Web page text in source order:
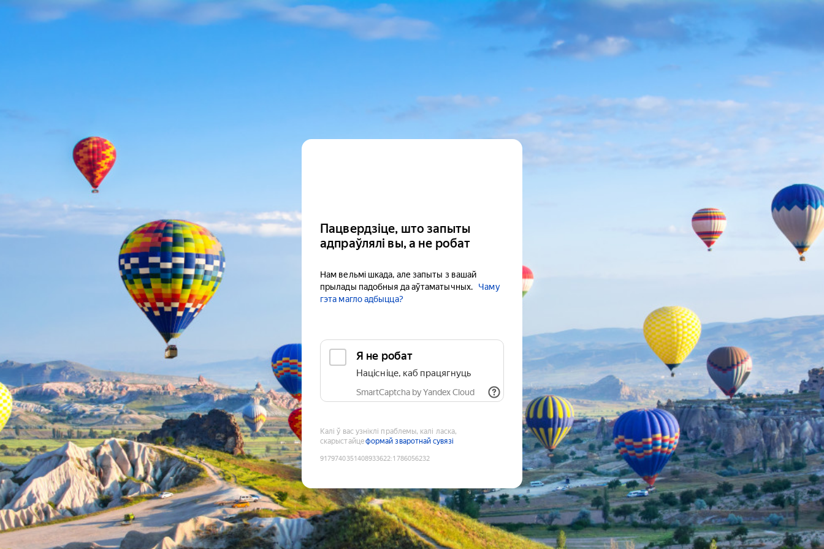
Пацвердзіце, што запыты
адпраўлялі вы, а не робат
Нам вельмі шкада, але запыты з вашай
прылады падобныя да аўтаматычных.
Чаму
гэта магло адбыцца?
Я не робат
Націсніце, каб працягнуць
SmartCaptcha by Yandex Cloud
Калі ў вас узніклі праблемы, калі ласка,
скарыстайцеформай зваротнай сувязі
9179740351408933622:1786056232